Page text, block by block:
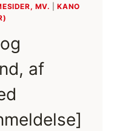
MV. |KANO
af